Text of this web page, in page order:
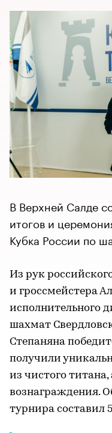
В Верхней Салде
итогов и
Кубка России по
Из рук
и гроссмейстера
исполнительного
шахмат
Степаняна
получили
из чистого
вознаграждения.
турнира составил